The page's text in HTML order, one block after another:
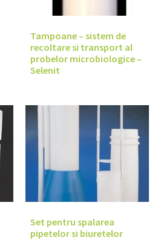
Tampoane – sistem de
recoltare si transport al
probelor microbiologice –
Selenit
Set pentru spalarea
pipetelor si biuretelor